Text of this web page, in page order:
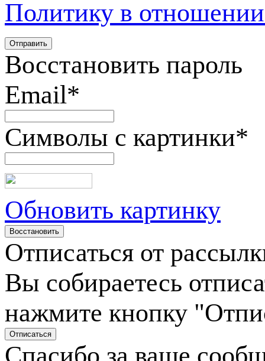
Политику в
Восстановить пароль
Email*
Символы с картинки*
Обновить картинку
Отписаться от
Вы собираетесь
нажмите кнопку